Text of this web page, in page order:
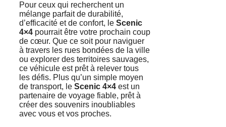
Pour ceux qui recherchent un
mélange parfait de durabilité,
d’efficacité et de confort, le Scenic
4×4 pourrait être votre prochain coup
de cœur. Que ce soit pour naviguer
à travers les rues bondées de la ville
ou explorer des territoires sauvages,
ce véhicule est prêt à relever tous
les défis. Plus qu’un simple moyen
de transport, le Scenic 4×4 est un
partenaire de voyage fiable, prêt à
créer des souvenirs inoubliables
avec vous et vos proches.